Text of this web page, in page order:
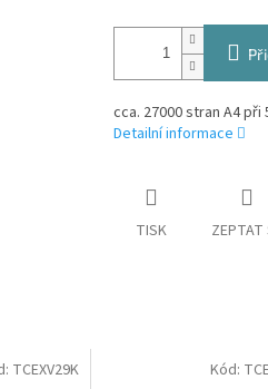
cca. 27000 stran A4
Detailní informace
TISK ZEPTAT
TCEXV29K Kód: